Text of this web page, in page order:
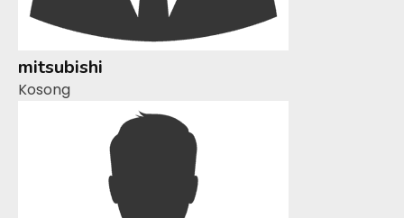
mitsubishi
Kosong